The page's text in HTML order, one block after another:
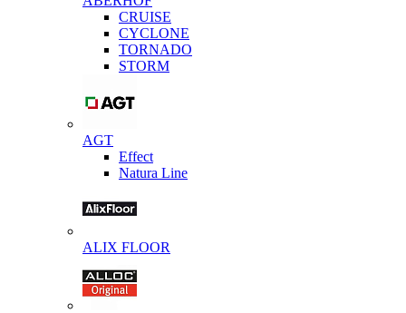
CRUISE
CYCLONE
TORNADO
STORM
AGT
Effect
Natura Line
ALIX FLOOR